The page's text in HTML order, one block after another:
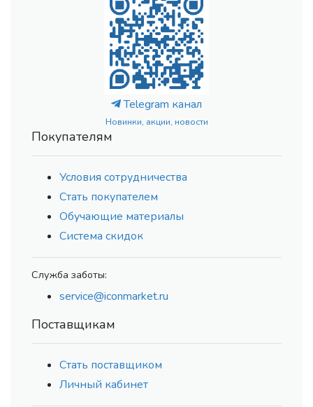
Telegram канал
Новинки, акции, новости
Покупателям
Условия сотрудничества
Стать покупателем
Обучающие материалы
Система скидок
Служба заботы:
service@iconmarket.ru
Поставщикам
Стать поставщиком
Личный кабинет